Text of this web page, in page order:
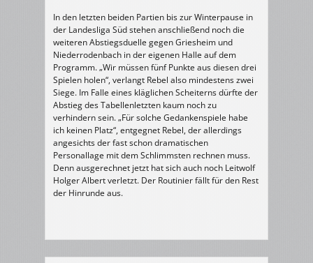
In den letzten beiden Partien bis zur Winterpause in
der Landesliga Süd stehen anschließend noch die
weiteren Abstiegsduelle gegen Griesheim und
Niederrodenbach in der eigenen Halle auf dem
Programm. „Wir müssen fünf Punkte aus diesen drei
Spielen holen“, verlangt Rebel also mindestens zwei
Siege. Im Falle eines kläglichen Scheiterns dürfte der
Abstieg des Tabellenletzten kaum noch zu
verhindern sein. „Für solche Gedankenspiele habe
ich keinen Platz“, entgegnet Rebel, der allerdings
angesichts der fast schon dramatischen
Personallage mit dem Schlimmsten rechnen muss.
Denn ausgerechnet jetzt hat sich auch noch Leitwolf
Holger Albert verletzt. Der Routinier fällt für den Rest
der Hinrunde aus.